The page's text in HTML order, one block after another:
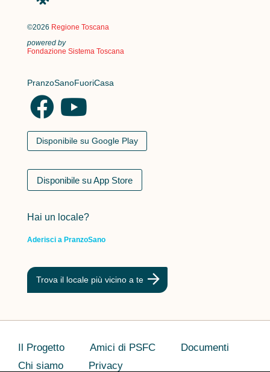
©2026 Regione Toscana
powered by
Fondazione Sistema Toscana
PranzoSanoFuoriCasa
Disponibile su Google Play
Disponibile su App Store
Hai un locale?
Aderisci a PranzoSano
Trova il locale più vicino a te
Il Progetto Amici di PSFC
Documenti
Chi siamo
Privacy